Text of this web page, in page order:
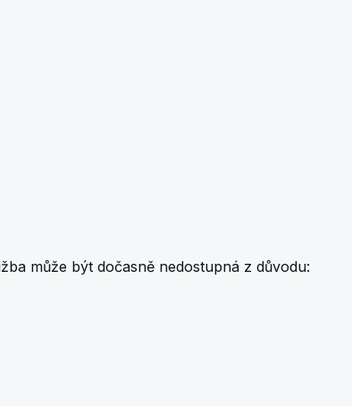
může být dočasně nedostupná z důvodu: